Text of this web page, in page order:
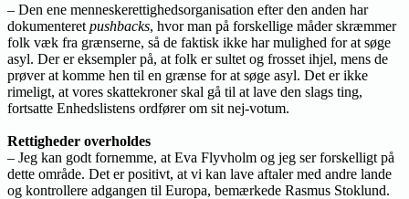
– Den ene menneskerettighedsorganisation efter den anden har
dokumenteret pushbacks, hvor man på forskellige måder skræmmer
folk væk fra grænserne, så de faktisk ikke har mulighed for at søge
asyl. Der er eksempler på, at folk er sultet og frosset ihjel, mens de
prøver at komme hen til en grænse for at søge asyl. Det er ikke
rimeligt, at vores skattekroner skal gå til at lave den slags ting,
fortsatte Enhedslistens ordfører om sit nej-votum.
Rettigheder overholdes
– Jeg kan godt fornemme, at Eva Flyvholm og jeg ser forskelligt på
dette område. Det er positivt, at vi kan lave aftaler med andre lande
og kontrollere adgangen til Europa, bemærkede Rasmus Stoklund.